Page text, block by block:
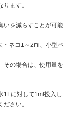
ます。
いを減らすことが可能
ネコ1～2ml、小型ペ
その場合は、使用量を
1Lに対して1ml投入し
さい。